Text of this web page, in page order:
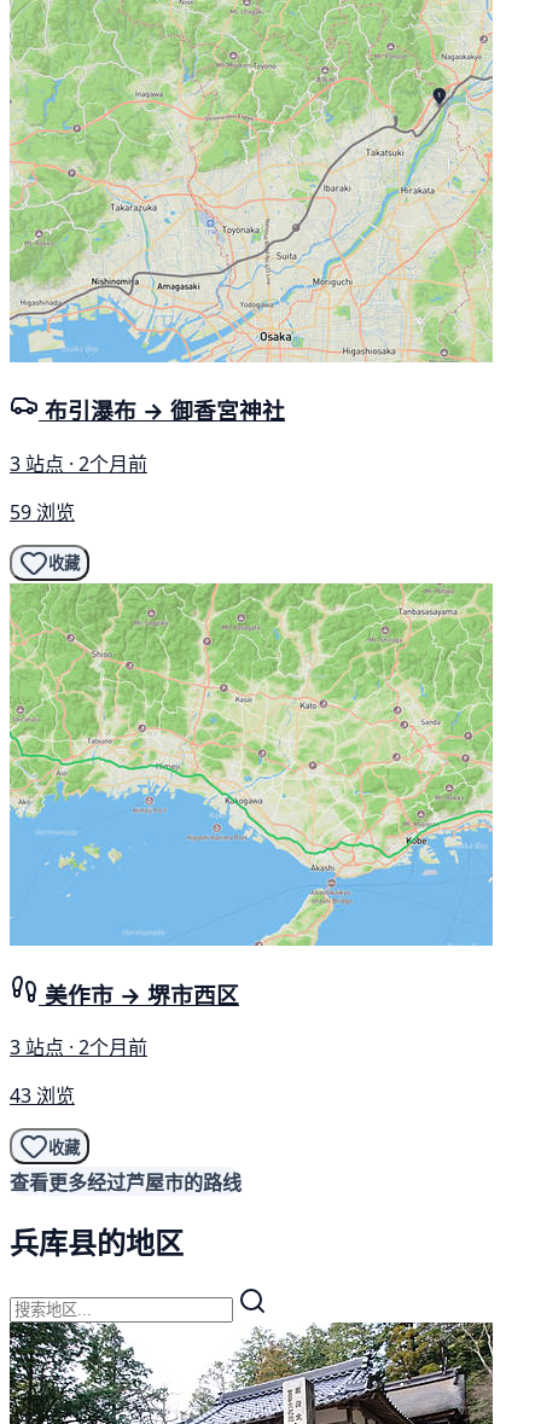
布引瀑布 → 御香宮神社
3 站点 · 2个月前
59 浏览
收藏
美作市 → 堺市西区
3 站点 · 2个月前
43 浏览
收藏
查看更多经过芦屋市的路线
兵库县的地区